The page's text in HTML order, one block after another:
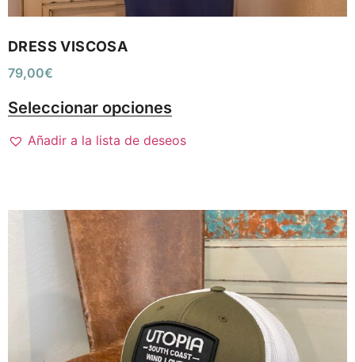
DRESS VISCOSA
79,00€
Seleccionar opciones
Añadir a la lista de deseos